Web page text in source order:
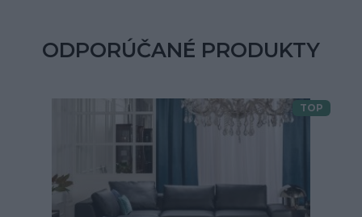
ODPORÚČANÉ PRODUKTY
TOP
Doprava zdarma